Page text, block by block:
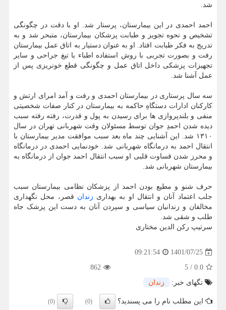
شد.
احمد احمدی در این بیمارستان، پرستار شد. او با دقت در چگونگی
تشخیص و نحوه تجویز و طبابت پزشکان بیمارستان، متبحر شد و به
تدریج به فکر طبابت افتاد. او به عنوان دستیار به اتاق عمل بیمارستان
رفت و بصورت تجربی با روش استفاده اطباء با تیغ جراحی و سایر
تجهیزات پزشکی داخل اتاق عمل و چگونگی قطع خونریزی پس از
عمل آشنا شد.
سه سال پرستاری در بیمارستان احمدی و رفت و آمد امرای ارتش و
کارکنان ادارات دستگاهِ حاکمه به بیمارستان در کنار صفات شخصیتی
منفی و بلندپروازی ها برای رسیدن به پول و قدرت، رفته رفته سبب
دیده شدن احمدِ جوان توسط مسئولان وقت شهربانی تهران در سال
۱۳۱۰ شد. این آشنایی چند ماه بعد سبب موافقت مدیر بیمارستان با
انتقال احمد به درمانگاه شهربانی شد. خودنمایی احمدی در درمانگاه
و محرز شدن قساوت قلبی او سبب انتقال احمد جوان از درمانگاه به
بیمارستان شهربانی شد.
حرف شنو و مطیع بودن احمد از پزشکان نظامی بیمارستان سبب
جلب اعتماد آنان و انتقال او به بهداری زندان قصر، محل نگهداری
مخالفان و زندانیان سیاسی و سپردن آنان به دست این پزشک جاه
طلب و شقی شد.
سرتیپ رکن الدین مختاری
1401/07/25
09:21:54
0.0
/
5
862
تگهای خبر:
زندان
این مطلب نام را می پسندید؟ (0)
(0)